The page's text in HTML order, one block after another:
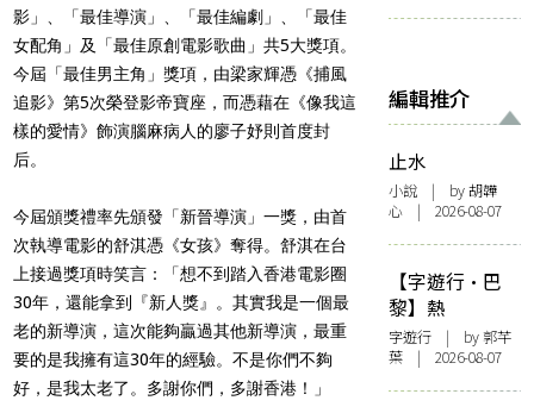
影」、「最佳導演」、「最佳編劇」、「最佳
女配角」及「最佳原創電影歌曲」共5大獎項。
今屆「最佳男主角」獎項，由梁家輝憑《捕風
追影》第5次榮登影帝寶座，而憑藉在《像我這
樣的愛情》飾演腦麻病人的廖子妤則首度封
后。
今屆頒獎禮率先頒發「新晉導演」一獎，由首
次執導電影的舒淇憑《女孩》奪得。舒淇在台
上接過獎項時笑言：「想不到踏入香港電影圈
30年，還能拿到『新人獎』。其實我是一個最
老的新導演，這次能夠贏過其他新導演，最重
要的是我擁有這30年的經驗。不是你們不夠
好，是我太老了。多謝你們，多謝香港！」
編輯推介
止水
小說 | by 胡韡
心 | 2026-08-07
【字遊行·巴
黎】熱
字遊行 | by 郭芊
葉 | 2026-08-07